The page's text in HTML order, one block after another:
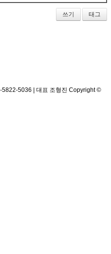
쓰기 태그
5036 | 대표 조형진 Copyright ©